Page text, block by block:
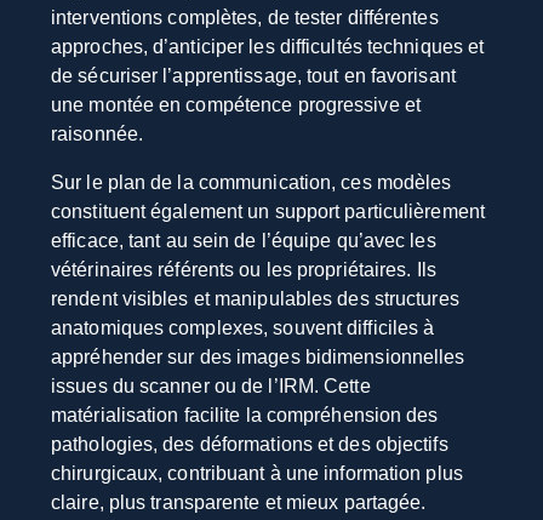
interventions complètes, de tester différentes
approches, d’anticiper les difficultés techniques et
de sécuriser l’apprentissage, tout en favorisant
une montée en compétence progressive et
raisonnée.
Sur le plan de la communication, ces modèles
constituent également un support particulièrement
efficace, tant au sein de l’équipe qu’avec les
vétérinaires référents ou les propriétaires. Ils
rendent visibles et manipulables des structures
anatomiques complexes, souvent difficiles à
appréhender sur des images bidimensionnelles
issues du scanner ou de l’IRM. Cette
matérialisation facilite la compréhension des
pathologies, des déformations et des objectifs
chirurgicaux, contribuant à une information plus
claire, plus transparente et mieux partagée.